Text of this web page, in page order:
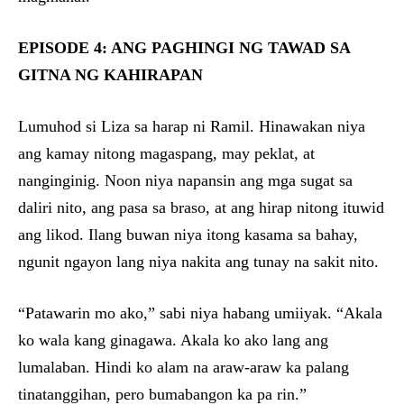
EPISODE 4: ANG PAGHINGI NG TAWAD SA
GITNA NG KAHIRAPAN
Lumuhod si Liza sa harap ni Ramil. Hinawakan niya
ang kamay nitong magaspang, may peklat, at
nanginginig. Noon niya napansin ang mga sugat sa
daliri nito, ang pasa sa braso, at ang hirap nitong ituwid
ang likod. Ilang buwan niya itong kasama sa bahay,
ngunit ngayon lang niya nakita ang tunay na sakit nito.
“Patawarin mo ako,” sabi niya habang umiiyak. “Akala
ko wala kang ginagawa. Akala ko ako lang ang
lumalaban. Hindi ko alam na araw-araw ka palang
tinatanggihan, pero bumabangon ka pa rin.”